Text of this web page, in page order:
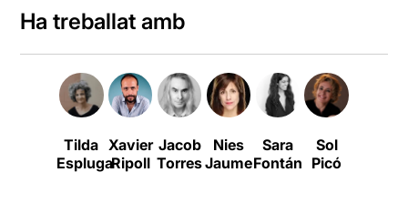
Ha treballat amb
Tilda
Espluga
Xavier
Ripoll
Jacob
Torres
Nies
Jaume
Sara
Fontán
Sol
Picó